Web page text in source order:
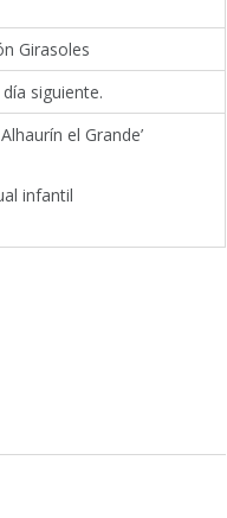
Girasoles
siguiente.
el Grande’
infantil